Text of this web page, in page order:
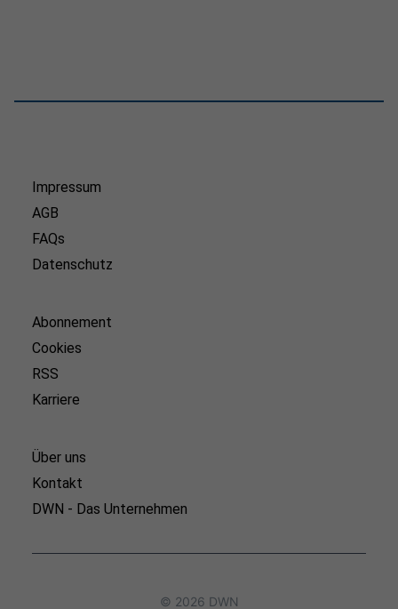
Impressum
AGB
FAQs
Datenschutz
Abonnement
Cookies
RSS
Karriere
Über uns
Kontakt
DWN - Das Unternehmen
© 2026 DWN